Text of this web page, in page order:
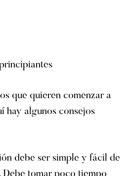
que quieren comenzar a
hay algunos consejos
debe ser simple y fácil de